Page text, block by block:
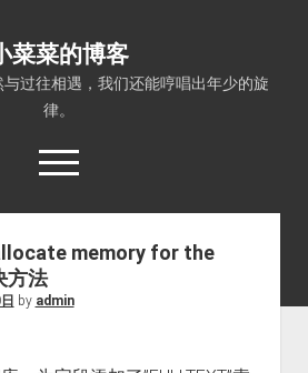
菜菜的博客
过往相遇，我们还能哼唱出年少的旋
律。
open
menu
memory for the
方法
by admin